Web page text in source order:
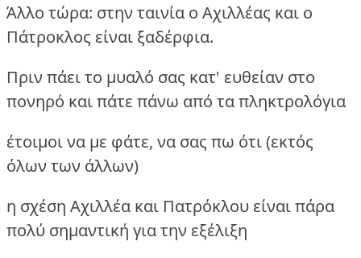
Άλλο τώρα: στην ταινία ο Αχιλλέας και ο
Πάτροκλος είναι ξαδέρφια.
Πριν πάει το μυαλό σας κατ' ευθείαν στο
πονηρό και πάτε πάνω από τα πληκτρολόγια
έτοιμοι να με φάτε, να σας πω ότι (εκτός
όλων των άλλων)
η σχέση Αχιλλέα και Πατρόκλου είναι πάρα
πολύ σημαντική για την εξέλιξη